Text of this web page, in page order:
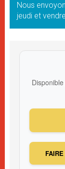
Nous
jeudi et